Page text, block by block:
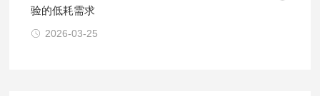
验的低耗需求
2026-03-25